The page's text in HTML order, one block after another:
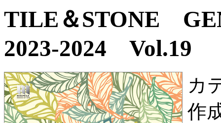
TILE＆STONE
2023-2024 Vol.19
カ
作